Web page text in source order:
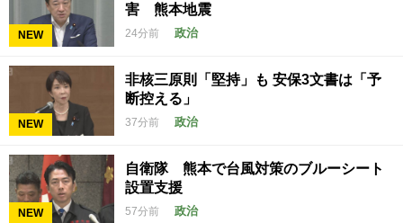
NEW
害 熊本地震
24分前 政治
NEW
非核三原則「堅持」も 安保3文書は「予
断控える」
37分前 政治
NEW
自衛隊 熊本で台風対策のブルーシート
設置支援
57分前 政治